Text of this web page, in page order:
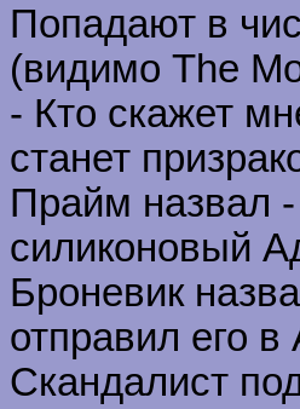
Попадают в
(видимо The
- Кто скажет
станет
Прайм назвал
силиконовый
Броневик
отправил его в
Скандалист